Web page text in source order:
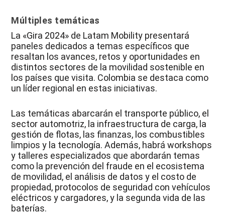
Múltiples temáticas
La «Gira 2024» de Latam Mobility presentará
paneles dedicados a temas específicos que
resaltan los avances, retos y oportunidades en
distintos sectores de la movilidad sostenible en
los países que visita. Colombia se destaca como
un líder regional en estas iniciativas.
Las temáticas abarcarán el transporte público, el
sector automotriz, la infraestructura de carga, la
gestión de flotas, las finanzas, los combustibles
limpios y la tecnología. Además, habrá workshops
y talleres especializados que abordarán temas
como la prevención del fraude en el ecosistema
de movilidad, el análisis de datos y el costo de
propiedad, protocolos de seguridad con vehículos
eléctricos y cargadores, y la segunda vida de las
baterías.